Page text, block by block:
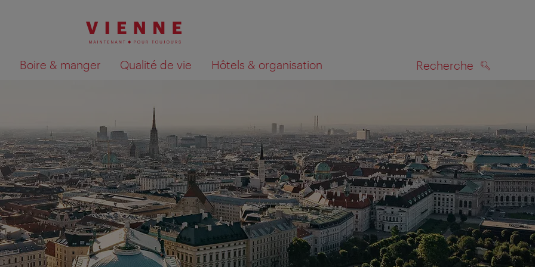
Boire & manger Qualité de vie Hôtels & organisation Recherche